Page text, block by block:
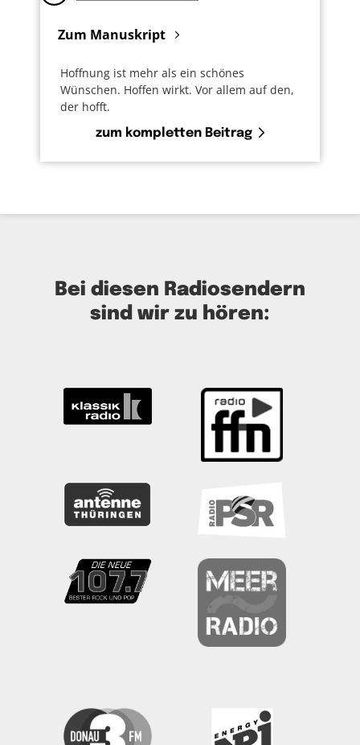
Zum Manuskript
Hoffnung ist mehr als ein schönes
Wünschen. Hoffen wirkt. Vor allem auf den,
der hofft.
zum kompletten Beitrag
Bei diesen Radiosendern
sind wir zu hören: